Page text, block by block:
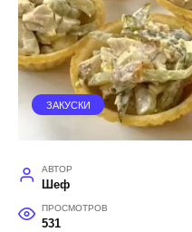
ЗАКУСКИ
АВТОР
Шеф
ПРОСМОТРОВ
531